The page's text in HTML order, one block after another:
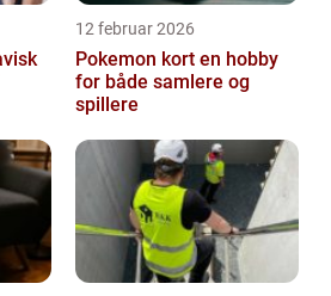
12 februar 2026
Pokemon kort en hobby
for både samlere og
spillere